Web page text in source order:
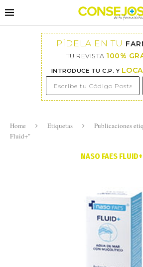
PÍDELA EN TU
TU REVISTA 100%
INTRODUCE TU C.P. Y
Home Etiquetas
Publicaciones
Fluid+"
NASO FAES FLUID+